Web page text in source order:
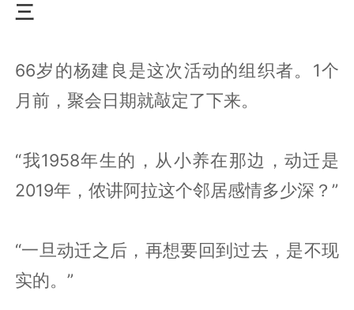
三
66岁的杨建良是这次活动的组织者。1个
月前，聚会日期就敲定了下来。
“我1958年生的，从小养在那边，动迁是
2019年，侬讲阿拉这个邻居感情多少深？”
“一旦动迁之后，再想要回到过去，是不现
实的。”